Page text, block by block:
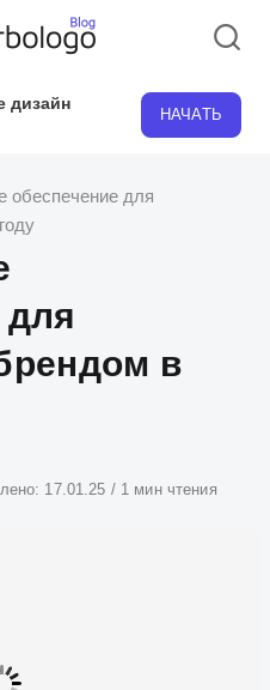
дизайн
НАЧАТЬ
обеспечение для
для
в
17.01.25 1 мин чтения